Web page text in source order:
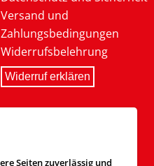
Versand und
Zahlungsbedingungen
Widerrufsbelehrung
Widerruf erklären
Seiten zuverlässig und